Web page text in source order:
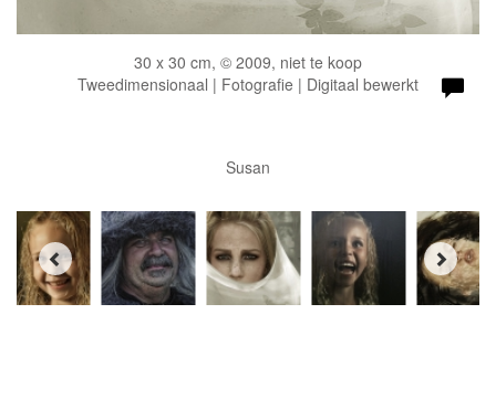
30 x 30 cm, © 2009, niet te koop
Tweedimensionaal | Fotografie | Digitaal bewerkt
Susan